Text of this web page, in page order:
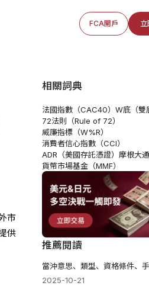
FCA開戶 立
市
供
相關詞典
法國指數（CAC40） W底（雙
72法則（Rule of 72）
威廉指標（W%R）
消費者信心指數（CCI）
ADR（美國存託憑證） 摩根大
貨幣市場基金（MMF）
推薦閱讀
2025-10-21